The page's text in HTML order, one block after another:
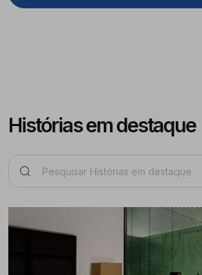
Histórias em destaque